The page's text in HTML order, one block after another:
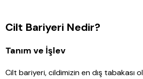
Cilt Bariyeri Nedir?
Tanım ve İşlev
Cilt bariyeri, cildimizin en dış tabakası